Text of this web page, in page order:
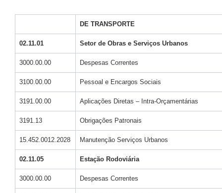
DE TRANSPORTE
02.11.01 Setor de Obras e Serviços Urbanos
3000.00.00 Despesas Correntes
3100.00.00 Pessoal e Encargos Sociais
3191.00.00 Aplicações Diretas – Intra-Orçamentárias
3191.13 Obrigações Patronais
15.452.0012.2028 Manutenção Serviços Urbanos
02.11.05 Estação Rodoviária
3000.00.00 Despesas Correntes